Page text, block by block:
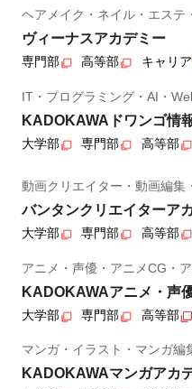
ヘアメイク・ネイル・エステ
ヴィーナスアカデミー
専門部 高等部 キャリア
IT・プログラミング・AI・
KADOKAWAドワンゴ情
大学部 専門部 高等部
動画クリエイター・動画編集
バンタンクリエイターア
大学部 専門部 高等部
アニメ・声優・アニメCG・
KADOKAWAアニメ・声
大学部 専門部 高等部
マンガ・イラスト・マンガ編
KADOKAWAマンガアカ